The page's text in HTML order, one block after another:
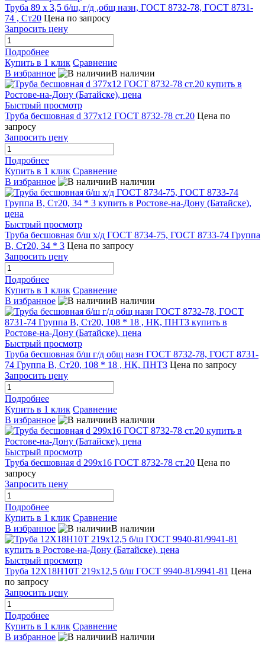
Труба 89 х 3,5 б/ш, г/д ,общ назн, ГОСТ 8732-78, ГОСТ 8731-
74 , Ст20 Цена по запросу
Запросить цену
Подробнее
Купить в 1 клик Сравнение
В избранное
В наличии
Быстрый просмотр
Труба бесшовная d 377x12 ГОСТ 8732-78 ст.20 Цена по
запросу
Запросить цену
Подробнее
Купить в 1 клик Сравнение
В избранное
В наличии
Быстрый просмотр
Труба бесшовная б/ш х/д ГОСТ 8734-75, ГОСТ 8733-74 Группа
В, Ст20, 34 * 3 Цена по запросу
Запросить цену
Подробнее
Купить в 1 клик Сравнение
В избранное
В наличии
Быстрый просмотр
Труба бесшовная б/ш г/д общ назн ГОСТ 8732-78, ГОСТ 8731-
74 Группа В, Ст20, 108 * 18 , НК, ПНТЗ Цена по запросу
Запросить цену
Подробнее
Купить в 1 клик Сравнение
В избранное
В наличии
Быстрый просмотр
Труба бесшовная d 299x16 ГОСТ 8732-78 ст.20 Цена по
запросу
Запросить цену
Подробнее
Купить в 1 клик Сравнение
В избранное
В наличии
Быстрый просмотр
Труба 12Х18Н10Т 219х12,5 б/ш ГОСТ 9940-81/9941-81 Цена
по запросу
Запросить цену
Подробнее
Купить в 1 клик Сравнение
В избранное
В наличии